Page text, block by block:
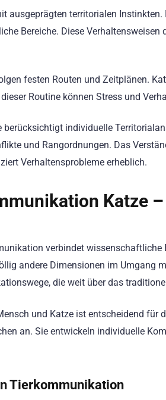
ausgeprägten territorialen
Bereiche. Diese
festen Routen und Zeitplänen.
Routine können Stress und
individuelle
und Rangordnungen. Das
Verhaltensprobleme erheblich.
Katze –
verbindet
andere Dimensionen im Umgang
die weit über das
und Katze ist entscheidend für
an. Sie entwickeln individuelle
Tierkommunikation